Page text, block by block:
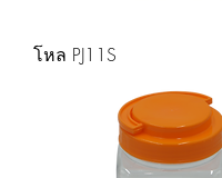
โหล PJ11S